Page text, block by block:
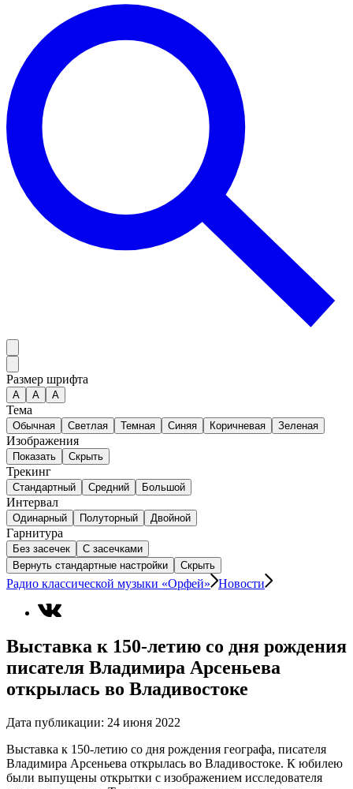
Размер шрифта
А A A
Тема
Обычная Светлая Темная Синяя Коричневая Зеленая
Изображения
Показать Скрыть
Трекинг
Стандартный Средний Большой
Интервал
Одинарный Полуторный Двойной
Гарнитура
Без засечек
С засечками
Вернуть стандартные настройки
Скрыть
Радио классической музыки «Орфей» Новости
Выставка к 150-летию со дня рождения
писателя Владимира Арсеньева
открылась во Владивостоке
Дата публикации: 24 июня 2022
Выставка к 150-летию со дня рождения географа, писателя
Владимира Арсеньева открылась во Владивостоке. К юбилею
были выпущены открытки с изображением исследователя